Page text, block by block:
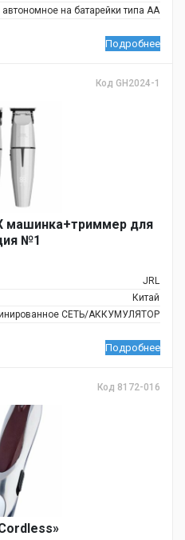
автономное на батарейки типа АА
Подробнее
Код GH2024-1
машинка+триммер для
№1
JRL
Китай
СЕТЬ/АККУМУЛЯТОР
Подробнее
Код 8172-016